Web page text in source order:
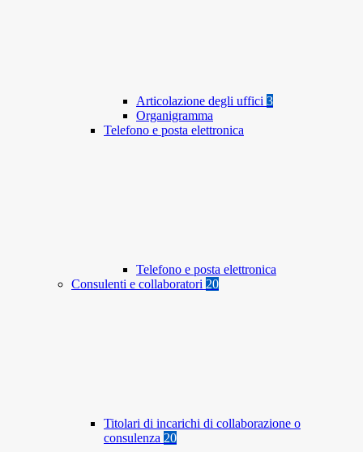
Articolazione degli uffici 3
Organigramma
Telefono e posta elettronica
Telefono e posta elettronica
Consulenti e collaboratori 20
Titolari di incarichi di collaborazione o
consulenza 20